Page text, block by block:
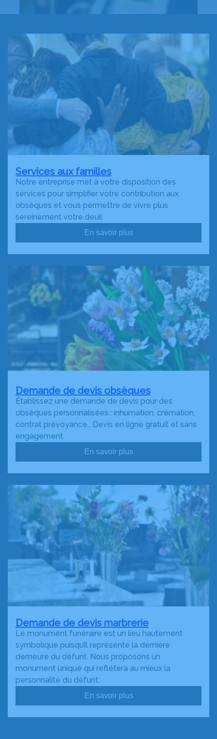
Services aux familles
Notre entreprise met à votre disposition des
services pour simplifier votre contribution aux
obsèques et vous permettre de vivre plus
sereinement votre deuil.
En savoir plus
Demande de devis obsèques
Établissez une demande de devis pour des
obsèques personnalisées : inhumation, crémation,
contrat prévoyance… Devis en ligne gratuit et sans
engagement.
En savoir plus
Demande de devis marbrerie
Le monument funéraire est un lieu hautement
symbolique puisqu’il représente la dernière
demeure du défunt. Nous proposons un
monument unique qui reflétera au mieux la
personnalité du défunt.
En savoir plus